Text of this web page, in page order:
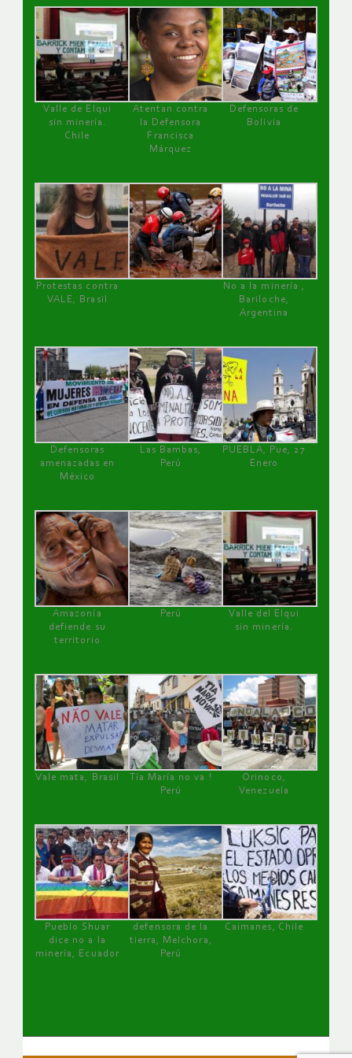
Valle de Elqui
sin minería.
Chile
Atentan contra
la Defensora
Francisca
Márquez
Defensoras de
Bolivia
Protestas contra
VALE, Brasil
No a la minería ,
Bariloche,
Argentina
Defensoras
amenazadas en
México
Las Bambas,
Perú
PUEBLA, Pue, 27
Enero
Amazonía
defiende su
territorio
Perú
Valle del Elqui
sin minería.
Vale mata, Brasil
Tía María no va !
Perú
Orinoco,
Venezuela
Pueblo Shuar
dice no a la
minería, Ecuador
defensora de la
tierra, Melchora,
Perú
Caimanes, Chile